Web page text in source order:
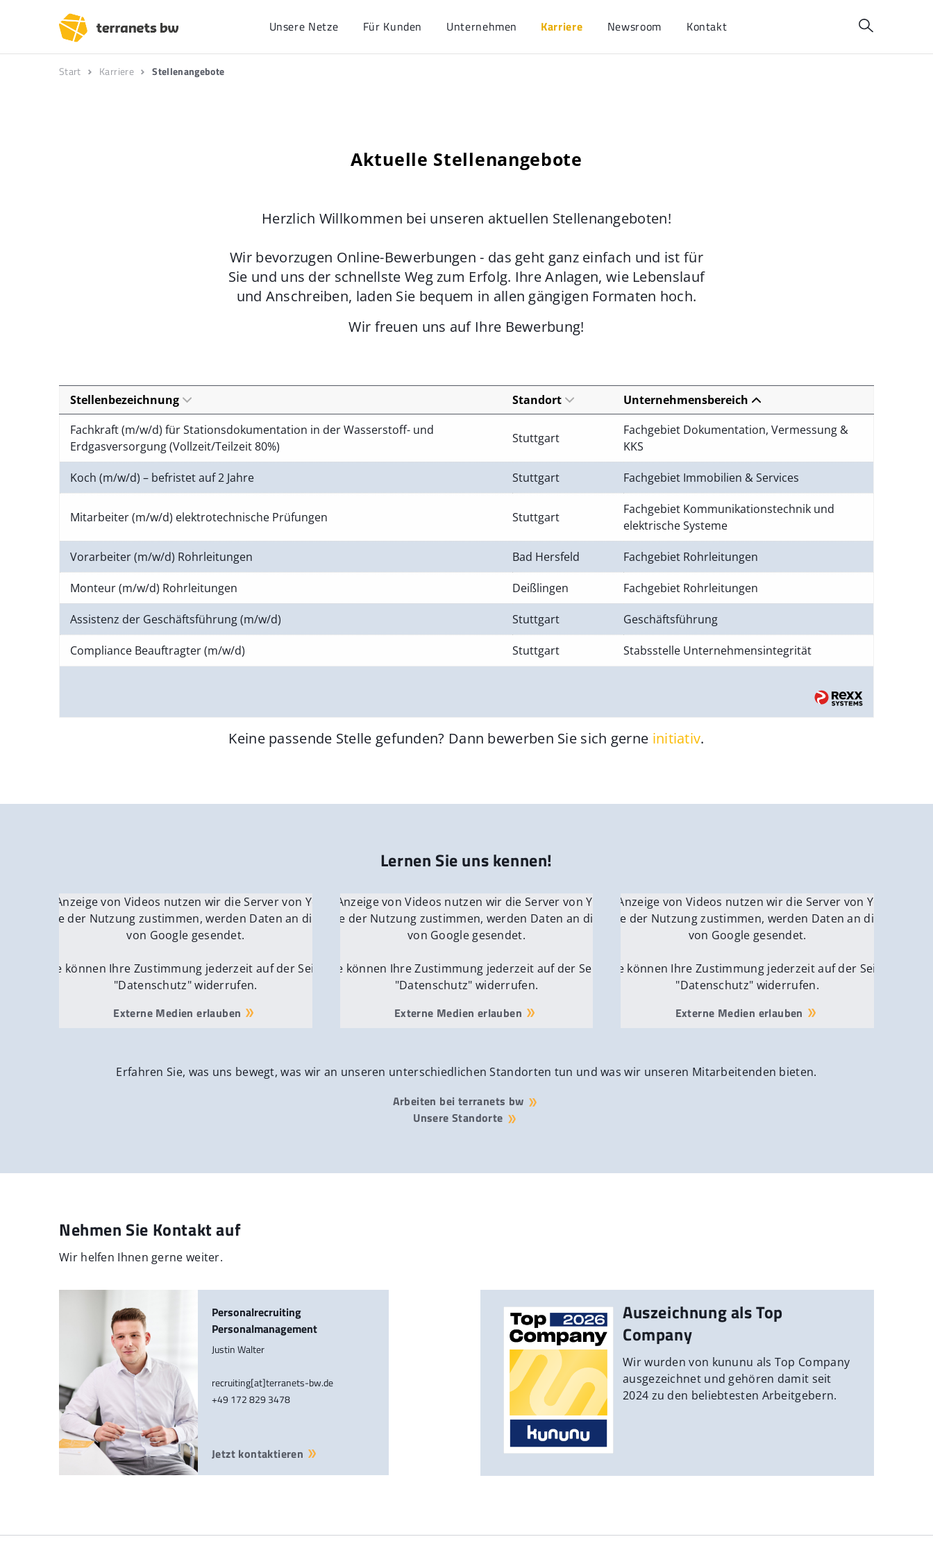
Unsere Netze Für Kunden Unternehmen Karriere Newsroom Kontakt
Start Karriere Stellenangebote
Aktuelle Stellenangebote
Herzlich Willkommen bei unseren aktuellen Stellenangeboten!
Wir bevorzugen Online-Bewerbungen - das geht ganz einfach und ist für
Sie und uns der schnellste Weg zum Erfolg. Ihre Anlagen, wie Lebenslauf
und Anschreiben, laden Sie bequem in allen gängigen Formaten hoch.
Wir freuen uns auf Ihre Bewerbung!
Stellenbezeichnung Standort
Unternehmensbereich
Fachkraft (m/w/d) für Stationsdokumentation in der Wasserstoff- und
Erdgasversorgung (Vollzeit/Teilzeit 80%)
Stuttgart
Fachgebiet Dokumentation, Vermessung &
KKS
Koch (m/w/d) – befristet auf 2 Jahre Stuttgart Fachgebiet Immobilien & Services
Mitarbeiter (m/w/d) elektrotechnische Prüfungen Stuttgart
Fachgebiet Kommunikationstechnik und
elektrische Systeme
Vorarbeiter (m/w/d) Rohrleitungen Bad Hersfeld Fachgebiet Rohrleitungen
Monteur (m/w/d) Rohrleitungen Deißlingen Fachgebiet Rohrleitungen
Assistenz der Geschäftsführung (m/w/d) Stuttgart Geschäftsführung
Compliance Beauftragter (m/w/d) Stuttgart Stabsstelle Unternehmensintegrität
Keine passende Stelle gefunden? Dann bewerben Sie sich gerne initiativ.
Lernen Sie uns kennen!
Für die Anzeige von Videos nutzen wir die Server von YouTube.
Wenn Sie der Nutzung zustimmen, werden Daten an die Server
von Google gesendet.
Sie können Ihre Zustimmung jederzeit auf der Seite
"Datenschutz" widerrufen.
Externe Medien erlauben
Für die Anzeige von Videos nutzen wir die Server von YouTube.
Wenn Sie der Nutzung zustimmen, werden Daten an die Server
von Google gesendet.
Sie können Ihre Zustimmung jederzeit auf der Seite
"Datenschutz" widerrufen.
Externe Medien erlauben
Für die Anzeige von Videos nutzen wir die Server von YouTube.
Wenn Sie der Nutzung zustimmen, werden Daten an die Server
von Google gesendet.
Sie können Ihre Zustimmung jederzeit auf der Seite
"Datenschutz" widerrufen.
Externe Medien erlauben
Erfahren Sie, was uns bewegt, was wir an unseren unterschiedlichen Standorten tun und was wir unseren Mitarbeitenden bieten.
Arbeiten bei terranets bw
Unsere Standorte
Nehmen Sie Kontakt auf
Wir helfen Ihnen gerne weiter.
Personalrecruiting
Personalmanagement
Justin Walter
recruiting[at]terranets-bw.de
+49 172 829 3478
Jetzt kontaktieren
Auszeichnung als Top
Company
Wir wurden von kununu als Top Company
ausgezeichnet und gehören damit seit
2024 zu den beliebtesten Arbeitgebern.